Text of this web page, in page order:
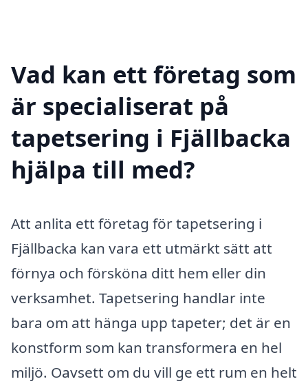
Vad kan ett företag som
är specialiserat på
tapetsering i Fjällbacka
hjälpa till med?
Att anlita ett företag för tapetsering i
Fjällbacka kan vara ett utmärkt sätt att
förnya och försköna ditt hem eller din
verksamhet. Tapetsering handlar inte
bara om att hänga upp tapeter; det är en
konstform som kan transformera en hel
miljö. Oavsett om du vill ge ett rum en helt